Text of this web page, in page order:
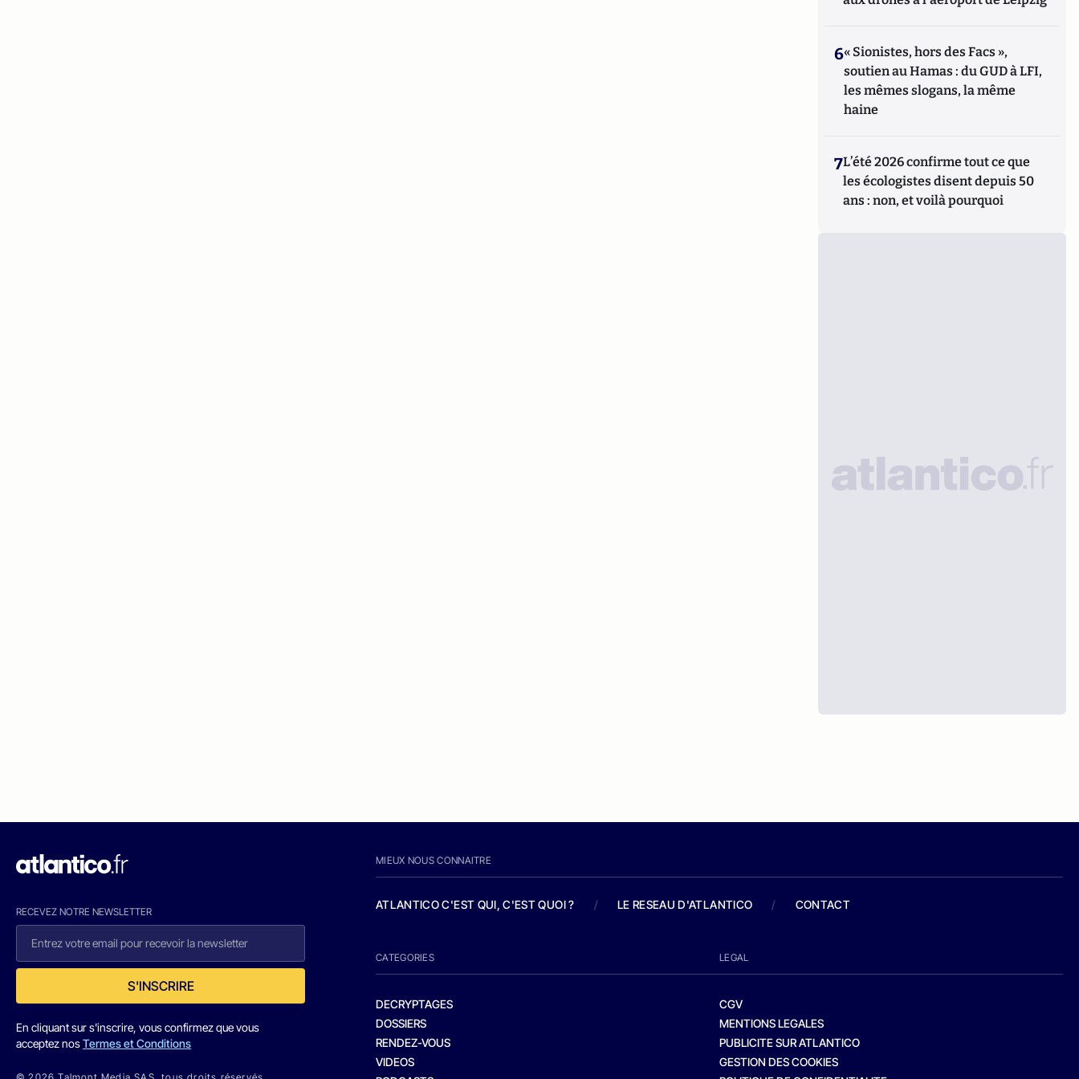
6« Sionistes, hors des Facs »,
soutien au Hamas : du GUD à LFI,
les mêmes slogans, la même
haine
7L’été 2026 confirme tout ce que
les écologistes disent depuis 50
ans : non, et voilà pourquoi
RECEVEZ NOTRE NEWSLETTER
S'INSCRIRE
En cliquant sur s'inscrire, vous confirmez que vous
acceptez nosTermes et Conditions
MIEUX NOUS CONNAITRE
ATLANTICO C'EST QUI, C'EST QUOI ? / LE RESEAU D'ATLANTICO / CONTACT
CATEGORIES
DECRYPTAGES
DOSSIERS
RENDEZ-VOUS
VIDEOS
LEGAL
CGV
MENTIONS LEGALES
PUBLICITE SUR ATLANTICO
GESTION DES COOKIES